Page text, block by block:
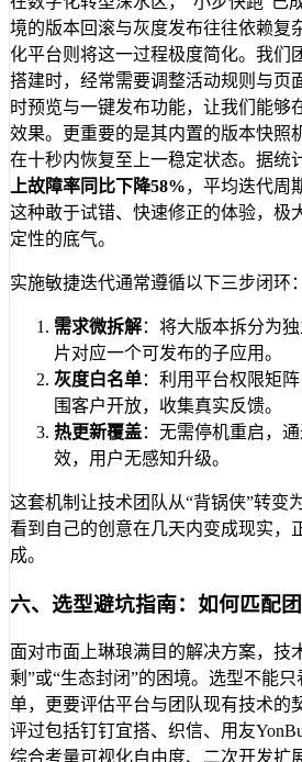
境的版本回滚与灰度发布往往依赖复
化平台则将这一过程极度简化。我们
搭建时，经常需要调整活动规则与页
时预览与一键发布功能，让我们能够
效果。更重要的是其内置的版本快照
在十秒内恢复至上一稳定状态。据统
上故障率同比下降58%，平均迭代周
这种敢于试错、快速修正的体验，极
定性的底气。
实施敏捷迭代通常遵循以下三步闭环：
需求微拆解：将大版本拆分为
片对应一个可发布的子应用。
灰度白名单：利用平台权限矩
围客户开放，收集真实反馈。
热更新覆盖：无需停机重启，
效，用户无感知升级。
这套机制让技术团队从“背锅侠”转变
看到自己的创意在几天内变成现实，
成。
六、选型避坑指南：如何匹配
面对市面上琳琅满目的解决方案，技
剩”或“生态封闭”的困境。选型不能
单，更要评估平台与团队现有技术的
评过包括钉钉宜搭、织信、用友
综合考量可视化自由度、二次开发扩